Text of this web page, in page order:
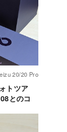
20/20 Pro
トツア
とのコ